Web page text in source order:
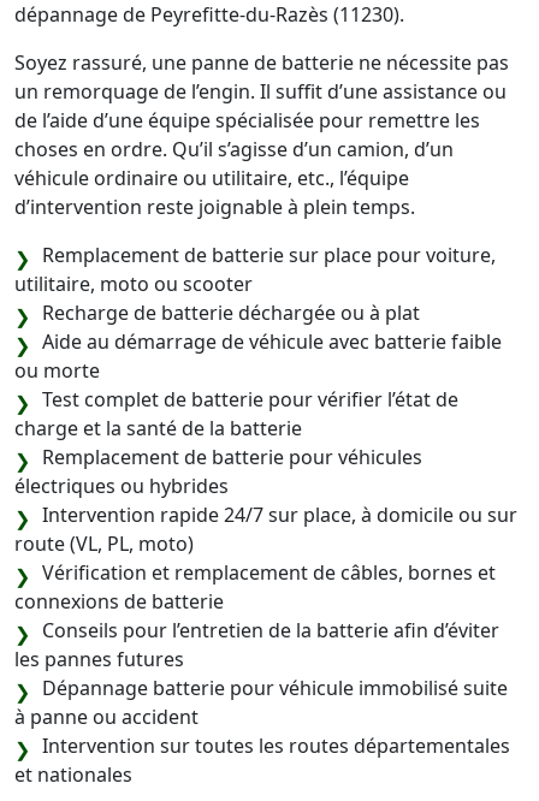
dépannage de Peyrefitte-du-Razès (11230).
Soyez rassuré, une panne de batterie ne nécessite pas
un remorquage de l’engin. Il suffit d’une assistance ou
de l’aide d’une équipe spécialisée pour remettre les
choses en ordre. Qu’il s’agisse d’un camion, d’un
véhicule ordinaire ou utilitaire, etc., l’équipe
d’intervention reste joignable à plein temps.
Remplacement de batterie sur place pour voiture,
utilitaire, moto ou scooter
Recharge de batterie déchargée ou à plat
Aide au démarrage de véhicule avec batterie faible
ou morte
Test complet de batterie pour vérifier l’état de
charge et la santé de la batterie
Remplacement de batterie pour véhicules
électriques ou hybrides
Intervention rapide 24/7 sur place, à domicile ou sur
route (VL, PL, moto)
Vérification et remplacement de câbles, bornes et
connexions de batterie
Conseils pour l’entretien de la batterie afin d’éviter
les pannes futures
Dépannage batterie pour véhicule immobilisé suite
à panne ou accident
Intervention sur toutes les routes départementales
et nationales